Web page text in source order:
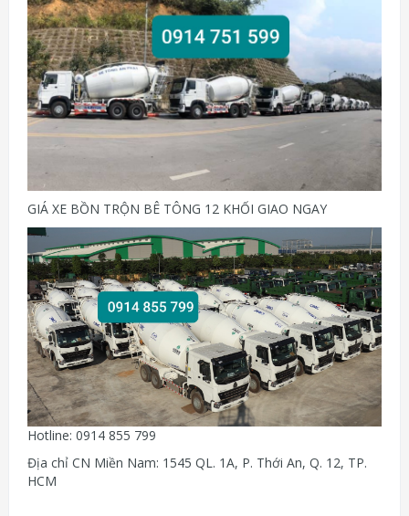
GIÁ XE BỒN TRỘN BÊ TÔNG 12 KHỐI GIAO NGAY
Hotline: 0914 855 799
Địa chỉ CN Miền Nam: 1545 QL. 1A, P. Thới An, Q. 12, TP.
HCM